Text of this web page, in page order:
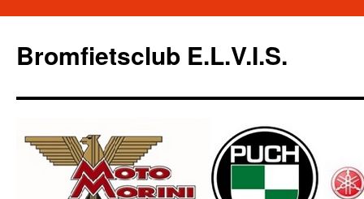
de
inhoud
Bromfietsclub E.L.V.I.S.